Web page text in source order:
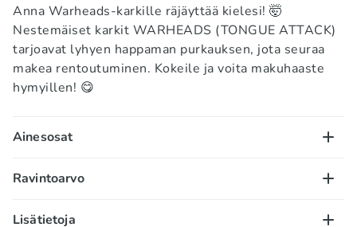
Anna Warheads-karkille räjäyttää kielesi! 🤯
Nestemäiset karkit WARHEADS (TONGUE ATTACK)
tarjoavat lyhyen happaman purkauksen, jota seuraa
makea rentoutuminen. Kokeile ja voita makuhaaste
hymyillen! 😋
Ainesosat
Sokeri, dekstriini, vesi, glukoosisiirappi, omenahappo,
sakeuttamisaineet (arabikumi (E414), pektiini (E440)),
Ravintoarvo
100 g/ml:
Lisätietoja